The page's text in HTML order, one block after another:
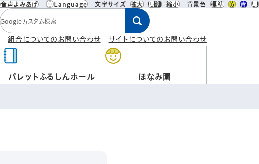
音声よみあげ Language 文字サイズ 拡大 標準 縮小 背景色 標準 黄 青 黒
検索キーワード
組合についてのお問い合わせ サイトについてのお問い合わせ
パレットふるしんホール ほなみ園